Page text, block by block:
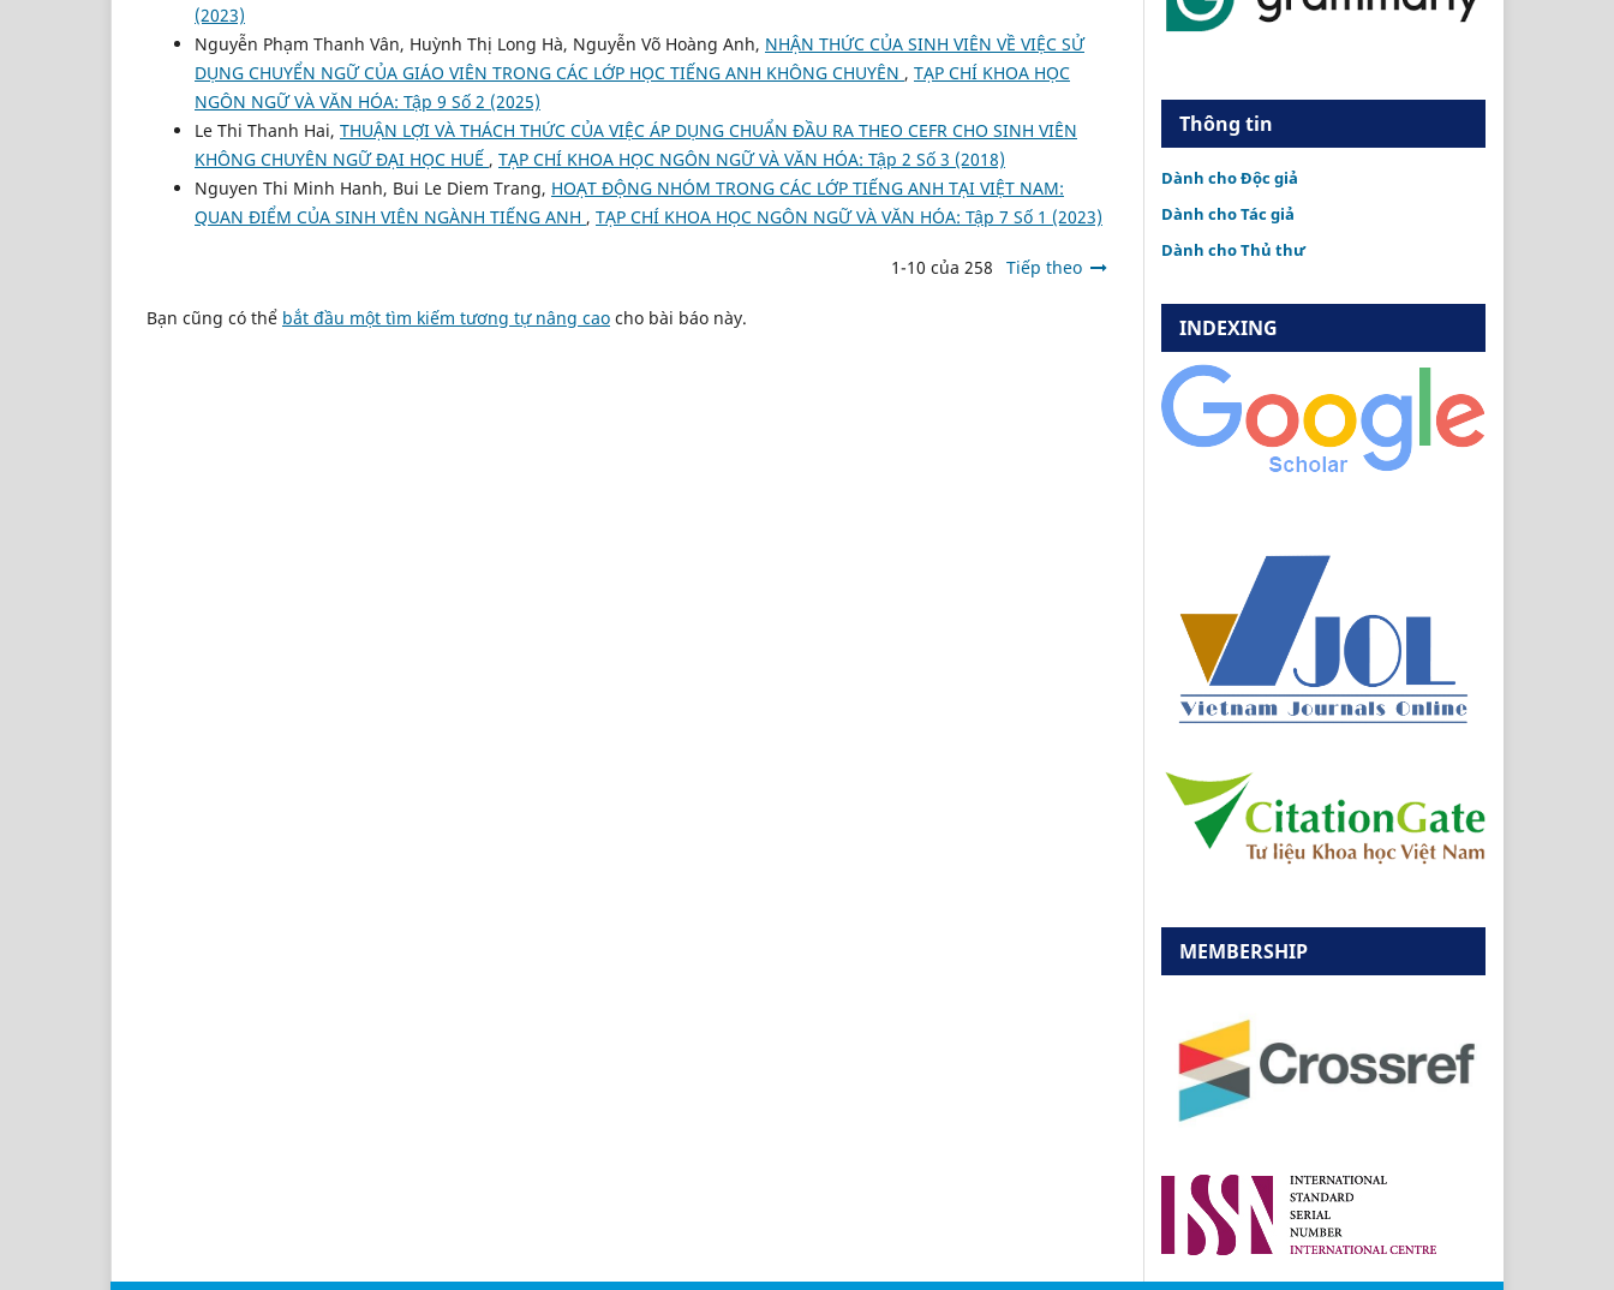
(2023)
Nguyễn Phạm Thanh Vân, Huỳnh Thị Long Hà, Nguyễn Võ Hoàng Anh, NHẬN THỨC CỦA SINH VIÊN VỀ VIỆC SỬ
DỤNG CHUYỂN NGỮ CỦA GIÁO VIÊN TRONG CÁC LỚP HỌC TIẾNG ANH KHÔNG CHUYÊN , TẠP CHÍ KHOA HỌC
NGÔN NGỮ VÀ VĂN HÓA: Tập 9 Số 2 (2025)
Le Thi Thanh Hai, THUẬN LỢI VÀ THÁCH THỨC CỦA VIỆC ÁP DỤNG CHUẨN ĐẦU RA THEO CEFR CHO SINH VIÊN
KHÔNG CHUYÊN NGỮ ĐẠI HỌC HUẾ , TẠP CHÍ KHOA HỌC NGÔN NGỮ VÀ VĂN HÓA: Tập 2 Số 3 (2018)
Nguyen Thi Minh Hanh, Bui Le Diem Trang, HOẠT ĐỘNG NHÓM TRONG CÁC LỚP TIẾNG ANH TẠI VIỆT NAM:
QUAN ĐIỂM CỦA SINH VIÊN NGÀNH TIẾNG ANH , TẠP CHÍ KHOA HỌC NGÔN NGỮ VÀ VĂN HÓA: Tập 7 Số 1 (2023)
1-10 của 258 Tiếp theo
Bạn cũng có thể bắt đầu một tìm kiếm tương tự nâng cao cho bài báo này.
Thông tin
Dành cho Độc giả
Dành cho Tác giả
Dành cho Thủ thư
INDEXING
MEMBERSHIP